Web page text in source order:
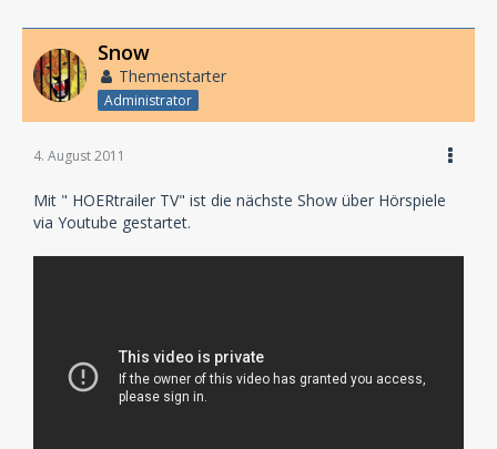
Snow
Themenstarter
Administrator
4. August 2011
Mit " HOERtrailer TV" ist die nächste Show über Hörspiele
via Youtube gestartet.